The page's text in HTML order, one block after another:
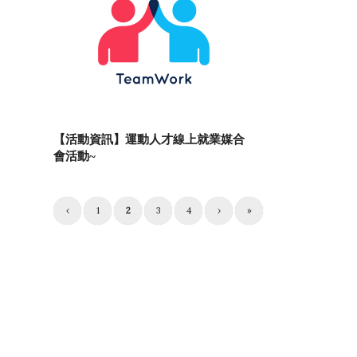
【活動資訊】運動人才線上就業媒合
會活動~
‹ 1 2 3 4 › »